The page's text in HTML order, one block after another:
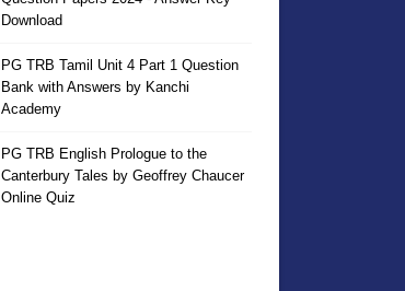
Download
PG TRB Tamil Unit 4 Part 1 Question
Bank with Answers by Kanchi
Academy
PG TRB English Prologue to the
Canterbury Tales by Geoffrey Chaucer
Online Quiz